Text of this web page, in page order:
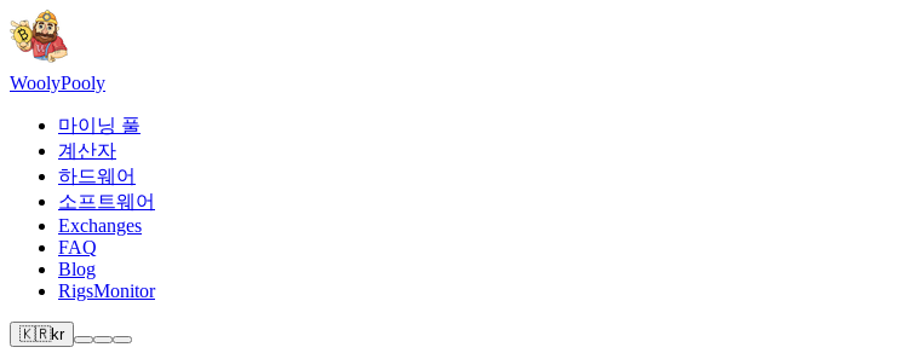
WoolyPooly
마이닝 풀
계산자
하드웨어
소프트웨어
Exchanges
FAQ
Blog
RigsMonitor
🇰🇷kr